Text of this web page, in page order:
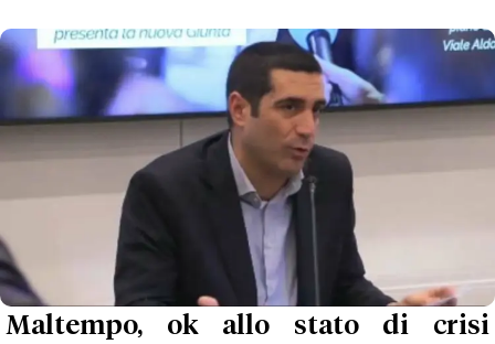
Maltempo, ok allo stato di crisi